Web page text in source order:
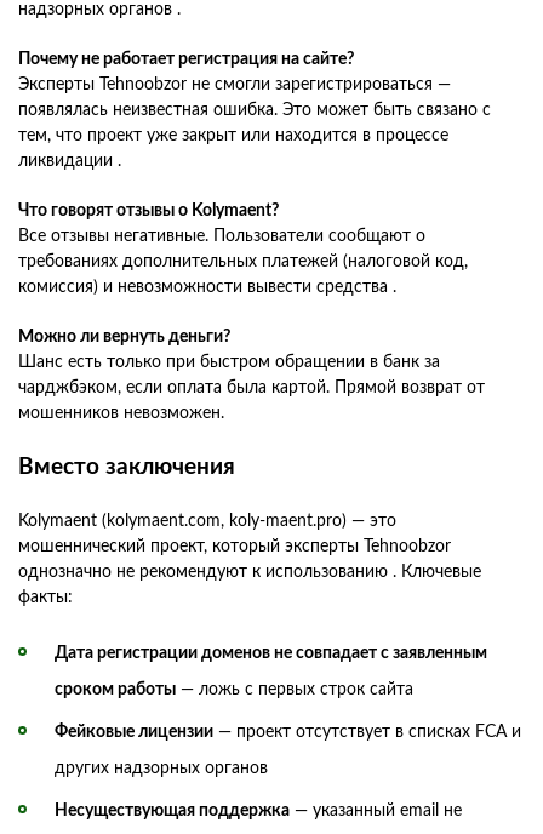
надзорных органов .
Почему не работает регистрация на сайте?
Эксперты Tehnoobzor не смогли зарегистрироваться —
появлялась неизвестная ошибка. Это может быть связано с
тем, что проект уже закрыт или находится в процессе
ликвидации .
Что говорят отзывы о Kolymaent?
Все отзывы негативные. Пользователи сообщают о
требованиях дополнительных платежей (налоговой код,
комиссия) и невозможности вывести средства .
Можно ли вернуть деньги?
Шанс есть только при быстром обращении в банк за
чарджбэком, если оплата была картой. Прямой возврат от
мошенников невозможен.
Вместо заключения
Kolymaent (kolymaent.com, koly-maent.pro) — это
мошеннический проект, который эксперты Tehnoobzor
однозначно не рекомендуют к использованию . Ключевые
факты:
Дата регистрации доменов не совпадает с заявленным
сроком работы — ложь с первых строк сайта
Фейковые лицензии — проект отсутствует в списках FCA и
других надзорных органов
Несуществующая поддержка — указанный email не